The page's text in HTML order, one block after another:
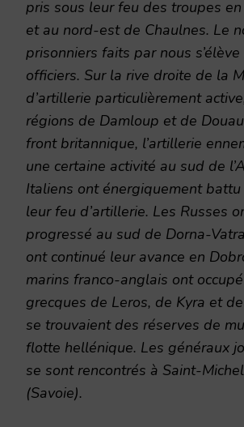
pris sous leur feu des troupes en
et au nord-est de Chaulnes. Le
prisonniers faits par nous
officiers. Sur la rive droite de la
d’artillerie particulièrement
régions de Damloup et de
front britannique, l’artillerie
une certaine activité au sud de
Italiens ont énergiquement
leur feu d’artillerie. Les Russes
progressé au sud de Dorna-
ont continué leur avance en
marins franco-anglais ont
grecques de Leros, de Kyra et
se trouvaient des réserves de
flotte hellénique. Les généraux
se sont rencontrés à Saint-
(Savoie).